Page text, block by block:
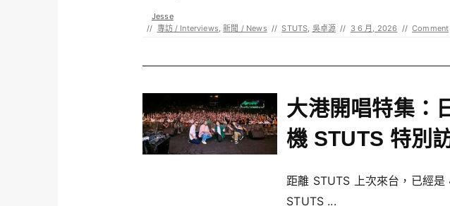
Jesse
// 專訪 / Interviews,新聞 / News // STUTS, 吳卓源 // 3 6 月, 2026 // Comment
大港開唱特集：
機​ STUTS 特別
距離 STUTS 上次來台，已經是
STUTS ...